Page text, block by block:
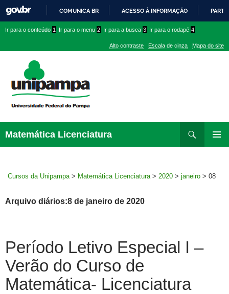
PARA
CONTEÚDO
COMUNICA BR ACESSO À INFORMAÇÃO
conteúdo
menu
superior
menu
Ir para o conteúdo 1 Ir para o menu 2 Ir para a busca 3 Ir para o rodapé 4
Alto contraste Escala de cinza Mapa do site
Matemática Licenciatura
para
Cursos da Unipampa > Matemática Licenciatura > 2020 > janeiro > 08
Arquivo diários:8 de janeiro de 2020
Período Letivo Especial I –
Verão do Curso de
Matemática- Licenciatura